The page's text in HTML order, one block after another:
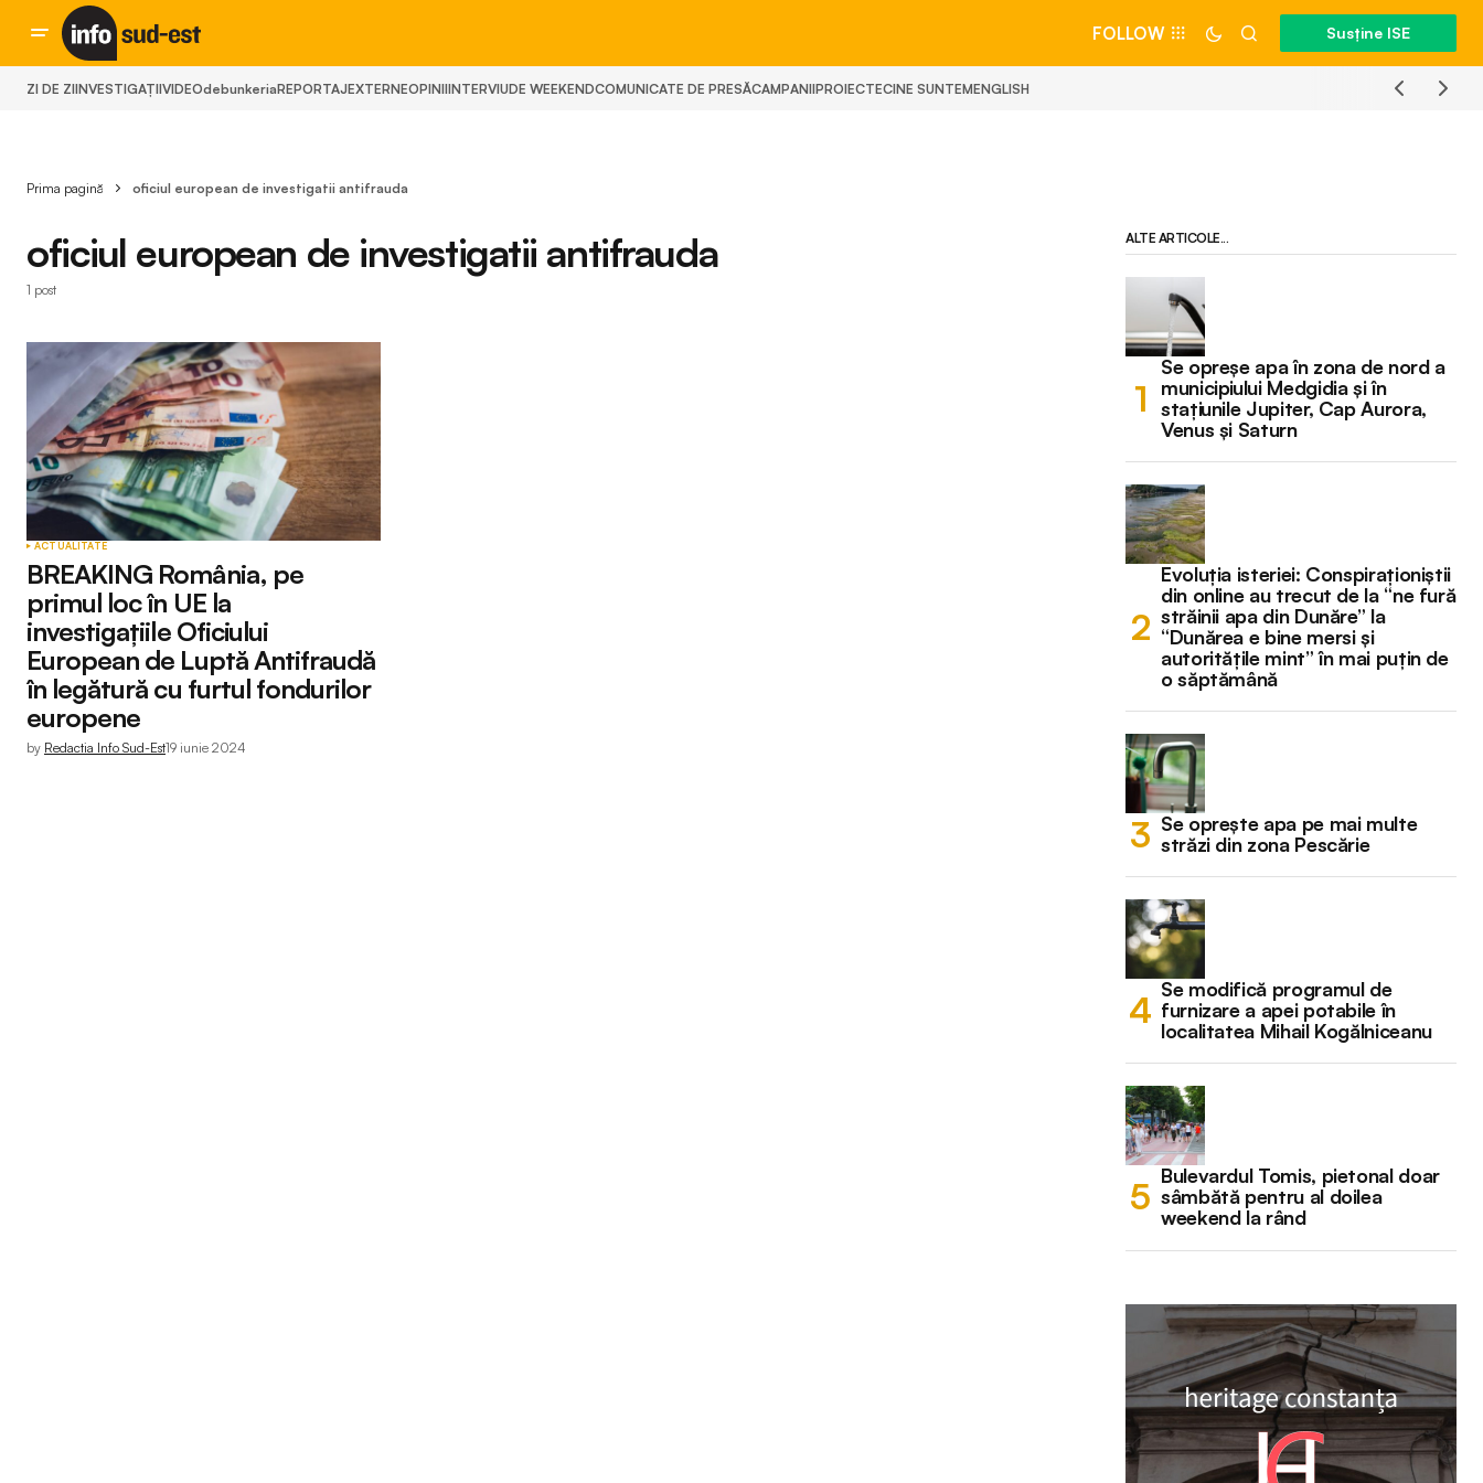
FOLLOW Susține ISE
ZI DE ZIINVESTIGAȚIIVIDEOdebunkeriaREPORTAJEXTERNEOPINIIINTERVIUDE WEEKENDCOMUNICATE DE PRESĂCAMPANIIPROIECTECINE SUNTEMENGLISH
Prima pagină oficiul european de investigatii antifrauda
oficiul european de investigatii antifrauda
1 post
ACTUALITATE
BREAKING România, pe
primul loc în UE la
investigațiile Oficiului
European de Luptă Antifraudă
în legătură cu furtul fondurilor
europene
by Redactia Info Sud-Est19 iunie 2024
ALTE ARTICOLE...
Se opreșe apa în zona de nord a
municipiului Medgidia și în
stațiunile Jupiter, Cap Aurora,
Venus și Saturn
Evoluția isteriei: Conspiraționiștii
din online au trecut de la “ne fură
străinii apa din Dunăre” la
“Dunărea e bine mersi și
autoritățile mint” în mai puțin de
o săptămână
Se oprește apa pe mai multe
străzi din zona Pescărie
Se modifică programul de
furnizare a apei potabile în
localitatea Mihail Kogălniceanu
Bulevardul Tomis, pietonal doar
sâmbătă pentru al doilea
weekend la rând